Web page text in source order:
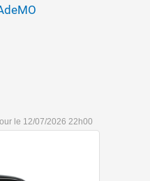
12/07/2026 22h00